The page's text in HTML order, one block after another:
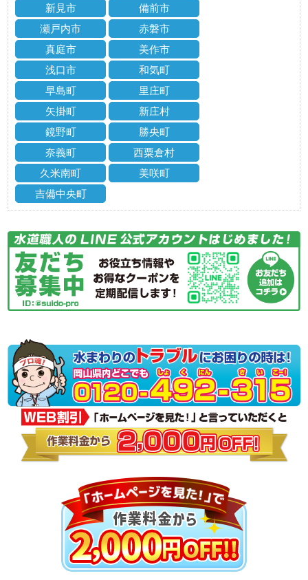
新見市
備前市
瀬戸内市
赤磐市
真庭市
美作市
浅口市
和気町
早島町
里庄町
矢掛町
新庄村
鏡野町
勝央町
奈義町
西粟倉村
久米南町
美咲町
吉備中央町